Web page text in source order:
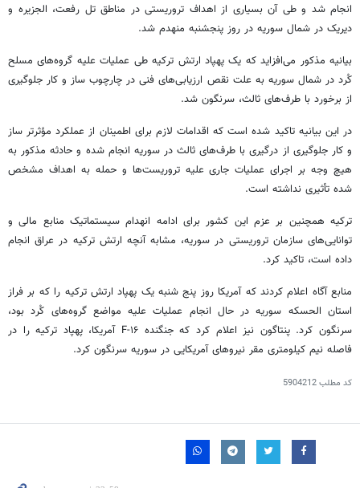
انجام شد و طی آن بسیاری از اهداف تروریستی در مناطقتل رفعت، الجزیره و
دیریک در شمال سوریه در روز پنجشنبه منهدم شد.
بیانیه مذکور می‌افزاید که یک پهپاد ارتش ترکیه طی عملیات علیه گروه‌های مسلح
کُرد در شمال سوریه به علت نقص ارزیابی‌های فنی در چارچوب ساز و کار جلوگیری
از برخورد با طرف‌های ثالث، سرنگون شد.
در این بیانیه تاکید شده است که اقدامات لازم برای اطمینان از عملکرد مؤثرتر ساز
و کار جلوگیری از درگیری با طرف‌های ثالث در سوریه انجام شده و حادثه مذکور به
هیچ وجه بر اجرای عملیات جاری علیه تروریست‌ها و حمله به اهداف مشخص
شده تأثیری نداشته است.
ترکیه همچنین بر عزم این کشور برای ادامه انهدام سیستماتیک منابع مالی و
توانایی‌های سازمان تروریستی در سوریه، مشابه آنچه ارتش ترکیه در عراق انجام
داده است، تاکید کرد.
منابع آگاه اعلام کردند که آمریکا روز پنج شنبه یک پهپاد ارتش ترکیه را که بر فراز
استان الحسکه سوریه در حال انجام عملیات علیه مواضع گروه‌های کُرد بود،
سرنگون کرد. پنتاگون نیز اعلام کرد که جنگنده F-۱۶ آمریکا، پهپاد ترکیه را در
فاصله نیم کیلومتری مقر نیروهای آمریکایی در سوریه سرنگون کرد.
کد مطلب5904212